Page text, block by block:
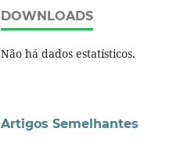
DOWNLOADS
Não há dados estatísticos.
Artigos Semelhantes